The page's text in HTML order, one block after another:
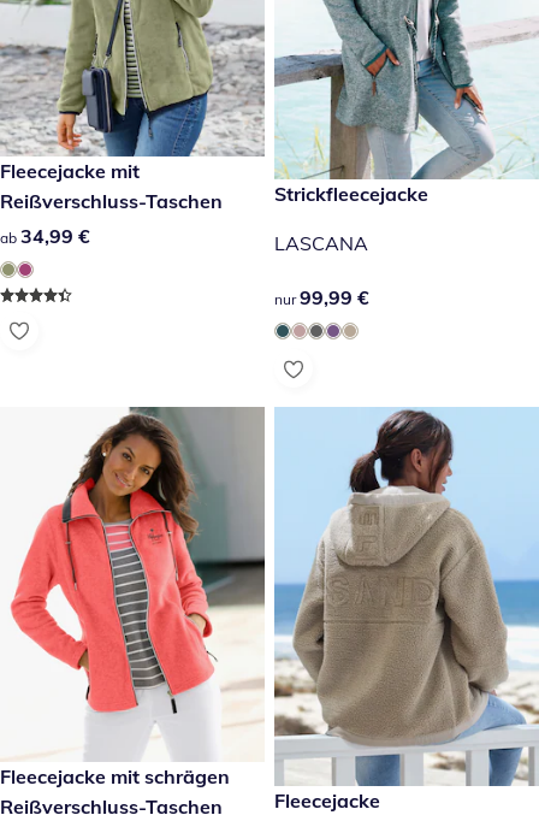
34,99 €
Fleecejacke mit
Reißverschluss-Taschen
34,99 €
ab 34,99 €
99,99 €
Strickfleecejacke
LASCANA
99,99 €
nur 99,99 €
39,99 €
Fleecejacke mit schrägen
Reißverschluss-Taschen
99,99 €
Fleecejacke